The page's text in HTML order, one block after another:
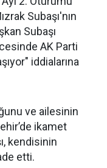
Subaşı'nın
Subaşı
AK Parti
iddialarına
ve ailesinin
ikamet
kendisinin
etti.